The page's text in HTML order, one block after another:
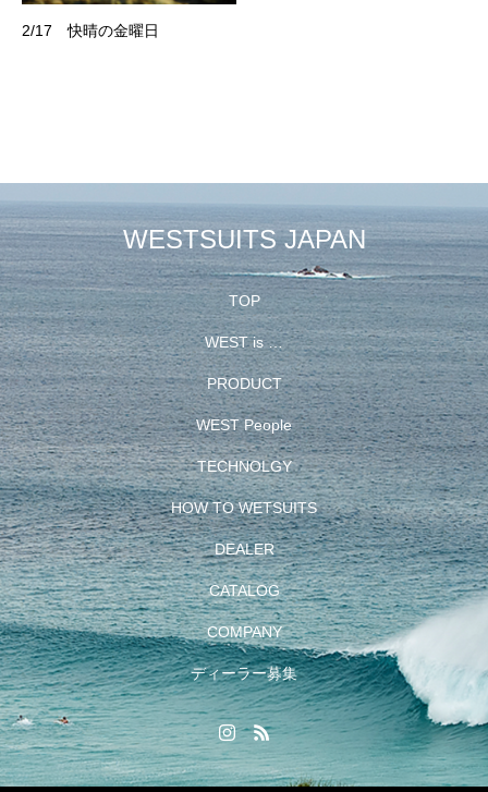
2/17 快晴の金曜日
WESTSUITS JAPAN
TOP
WEST is …
PRODUCT
WEST People
TECHNOLGY
HOW TO WETSUITS
DEALER
CATALOG
COMPANY
ディーラー募集